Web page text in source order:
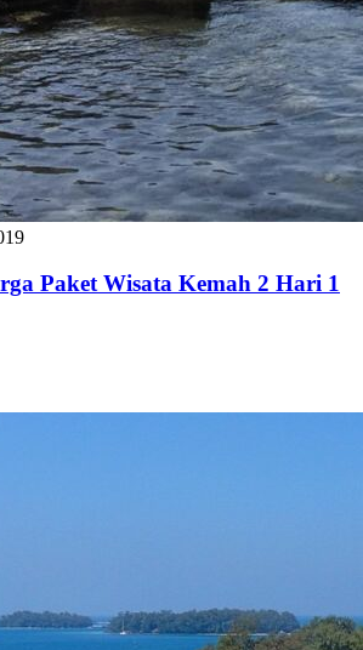
Paket Wisata Kemah 2 Hari 1